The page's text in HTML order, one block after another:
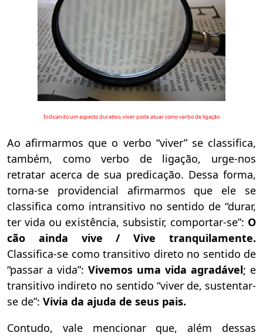
Indicando um aspecto durativo, viver pode atuar como verbo de ligação
Ao afirmarmos que o verbo “viver” se classifica,
também, como verbo de ligação, urge-nos
retratar acerca de sua predicação. Dessa forma,
torna-se providencial afirmarmos que ele se
classifica como intransitivo no sentido de “durar,
ter vida ou existência, subsistir, comportar-se”: O
cão ainda vive / Vive tranquilamente.
Classifica-se como transitivo direto no sentido de
“passar a vida”: Vivemos uma vida agradável; e
transitivo indireto no sentido “viver de, sustentar-
se de”: Vivia da ajuda de seus pais.
Contudo, vale mencionar que, além dessas